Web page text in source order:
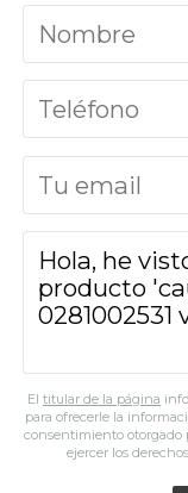
El titular de la página
para ofrecerle la
consentimiento otorgado
ejercer los